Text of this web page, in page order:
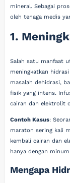
mineral. Sebagai
oleh tenaga medis
1.
Salah satu manfaat
meningkatkan
masalah dehidrasi,
fisik yang intens.
cairan dan elektrolit
Contoh Kasus:
maraton sering kali
kembali cairan dan
hanya dengan
Mengapa